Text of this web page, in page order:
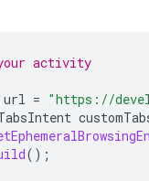
activity
url = "https://
();